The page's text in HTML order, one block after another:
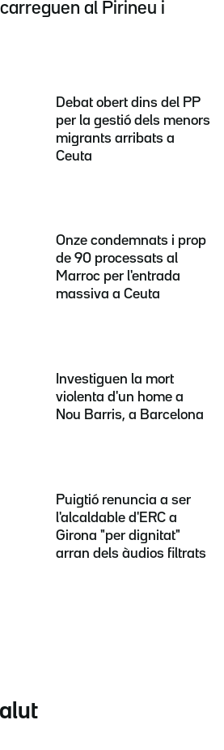
al Pirineu i
Debat obert dins del PP
per la gestió dels menors
migrants arribats a
Ceuta
Onze condemnats i prop
de 90 processats al
Marroc per l'entrada
massiva a Ceuta
Investiguen la mort
violenta d'un home a
Nou Barris, a Barcelona
Puigtió renuncia a ser
l'alcaldable d'ERC a
Girona "per dignitat"
arran dels àudios filtrats